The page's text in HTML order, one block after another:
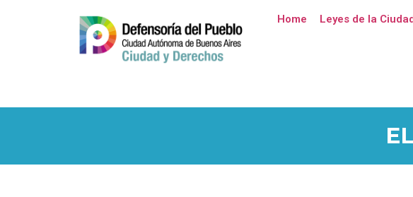
Home Leyes de la